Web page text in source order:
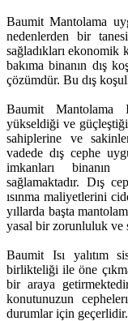
Baumit Mantolama
nedenlerden bir
sağladıkları ekonomik
bakıma binanın dış
çözümdür. Bu dış
Baumit Mantolama
yükseldiği ve güçleştiği
sahiplerine ve
vadede dış cephe
imkanları binanın
sağlamaktadır. Dış
ısınma maliyetlerini
yıllarda başta
yasal bir zorunluluk ve
Baumit Isı yalıtım
birlikteliği ile öne
bir araya
konutunuzun
durumlar için geçerlidir.